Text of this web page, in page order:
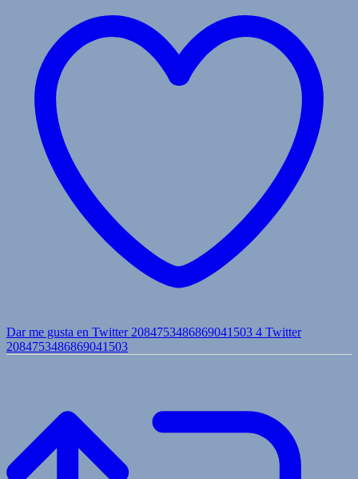
Dar me gusta en Twitter 2084753486869041503 4 Twitter
2084753486869041503